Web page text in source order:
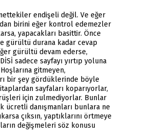
endişeli değil. Ve eğer
birini eğer kontrol edemezler
yapacakları basittir. Önce
gürültü durana kadar cevap
gürültü devam ederse,
sadece sayfayı yırtıp yoluna
gitmeyen,
bir şey gördüklerinde böyle
sayfaları koparıyorlar,
için zulmediyorlar. Bunlar
ücretli danışmanları bunlara ne
çıksın, yaptıklarını örtmeye
değişmeleri söz konusu